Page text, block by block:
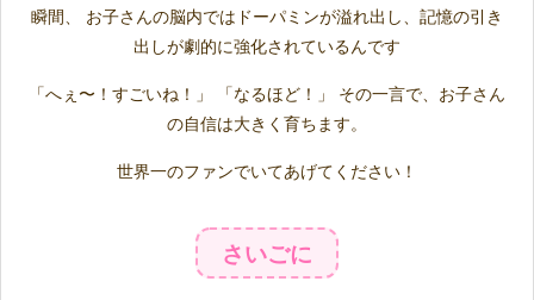
瞬間、 お子さんの脳内ではドーパミンが溢れ出し、記憶の引き
出しが劇的に強化されているんです
「へぇ〜！すごいね！」 「なるほど！」 その一言で、お子さん
の自信は大きく育ちます。
世界一のファンでいてあげてください！
さいごに